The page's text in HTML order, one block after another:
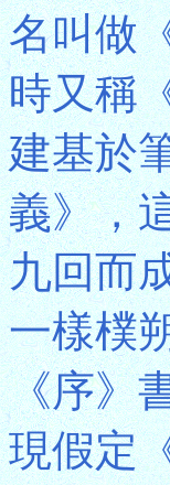
名叫做
時又稱
建基於
義》，
九回而
一樣樸
《序》
現假定